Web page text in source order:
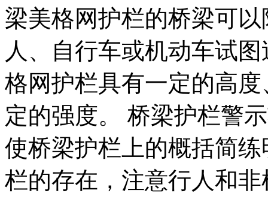
梁美格网护栏的桥梁可
人、自行车或机动车试
格网护栏具有一定的高
定的强度。 桥梁护栏警
使桥梁护栏上的概括
栏的存在，注意行人和